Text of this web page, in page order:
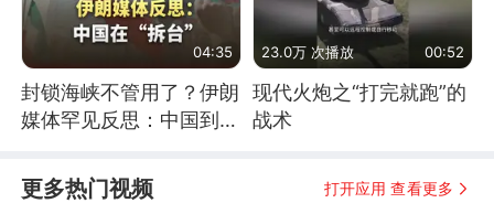
04:35
封锁海峡不管用了？伊朗
媒体罕见反思：中国到底
23.0万 次播放 00:52
现代火炮之“打完就跑”的
战术
更多热门视频 打开应用 查看更多